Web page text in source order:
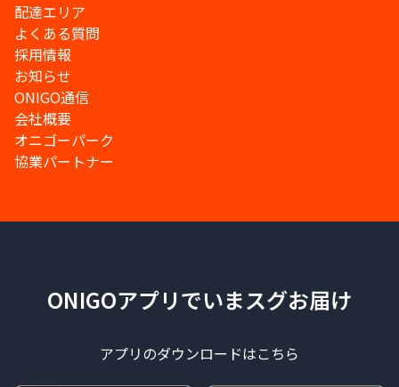
配達エリア
よくある質問
採用情報
お知らせ
ONIGO通信
会社概要
オニゴーパーク
協業パートナー
ONIGOアプリでいまスグお届け
アプリのダウンロードはこちら